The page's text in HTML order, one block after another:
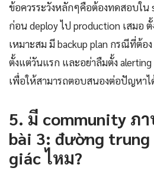
ข้อควรระวังหลักๆคือต้องทดสอบใน
ก่อน deploy ไป production เสมอ ตั้
เหมาะสม มี backup plan กรณีที่ต้อ
ตั้งแต่วันแรก และอย่าลืมตั้ง
เพื่อให้สามารถตอบสนองต่อปัญหาไ
5. มี community ภ
bài 3: đường trung
giác ไหม?